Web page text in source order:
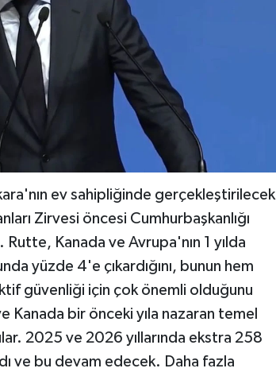
ev sahipliğinde gerçekleştirilecek
Zirvesi öncesi Cumhurbaşkanlığı
Kanada ve Avrupa'nın 1 yılda
yüzde 4'e çıkardığını, bunun hem
güvenliği için çok önemli olduğunu
bir önceki yıla nazaran temel
2025 ve 2026 yıllarında ekstra 258
ve bu devam edecek. Daha fazla